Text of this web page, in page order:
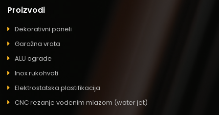
Proizvodi
Dekorativni paneli
Garažna vrata
ALU ograde
Inox rukohvati
Elektrostatska plastifikacija
CNC rezanje vodenim mlazom (water jet)